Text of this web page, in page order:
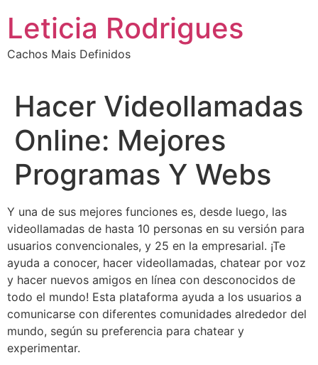
conteúdo
Leticia Rodrigues
Cachos Mais Definidos
Hacer Videollamadas
Online: Mejores
Programas Y Webs
Y una de sus mejores funciones es, desde luego, las
videollamadas de hasta 10 personas en su versión para
usuarios convencionales, y 25 en la empresarial. ¡Te
ayuda a conocer, hacer videollamadas, chatear por voz
y hacer nuevos amigos en línea con desconocidos de
todo el mundo! Esta plataforma ayuda a los usuarios a
comunicarse con diferentes comunidades alrededor del
mundo, según su preferencia para chatear y
experimentar.